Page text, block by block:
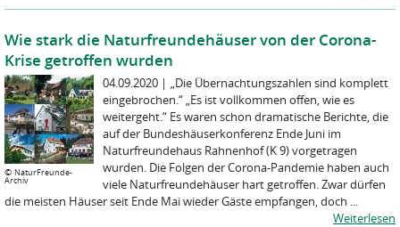
Wie stark die Naturfreundehäuser von der Corona-
Krise getroffen wurden
© NaturFreunde-
Archiv
04.09.2020 | „Die Übernachtungszahlen sind komplett
eingebrochen.“ „Es ist vollkommen offen, wie es
weitergeht.“ Es waren schon dramatische Berichte, die
auf der Bundeshäuserkonferenz Ende Juni im
Naturfreundehaus Rahnenhof (K 9) vorgetragen
wurden. Die Folgen der Corona-Pandemie haben auch
viele Naturfreundehäuser hart getroffen. Zwar dürfen
die meisten Häuser seit Ende Mai wieder Gäste empfangen, doch ...
Weiterlesen